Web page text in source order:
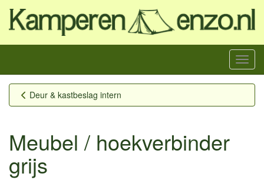
Menu
Deur & kastbeslag intern
Meubel / hoekverbinder
grijs